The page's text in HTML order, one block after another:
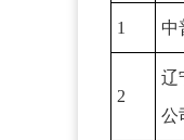
1 中
2
辽
公